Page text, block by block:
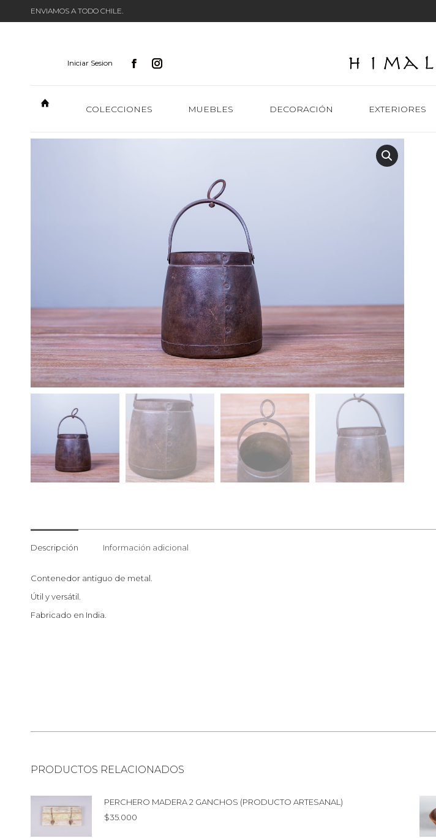
ENVIAMOS A TODO CHILE.
Iniciar Sesion
COLECCIONES MUEBLES DECORACIÓN EXTERIORES
Descripción Información adicional
Contenedor antiguo de metal.
Útil y versátil.
Fabricado en India.
PRODUCTOS RELACIONADOS
PERCHERO MADERA 2 GANCHOS (PRODUCTO ARTESANAL)
$35.000